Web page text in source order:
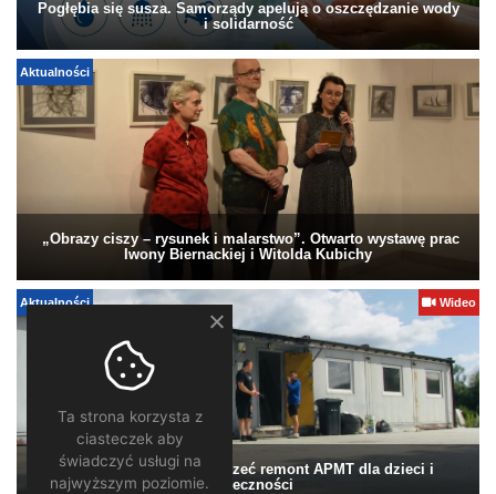
Pogłębia się susza. Samorządy apelują o oszczędzanie wody
i solidarność
Aktualności
„Obrazy ciszy – rysunek i malarstwo”. Otwarto wystawę prac
Iwony Biernackiej i Witolda Kubichy
Aktualności Wideo
Pomagamy. Warto wesprzeć remont APMT dla dzieci i
społeczności
Ta strona korzysta z
ciasteczek aby
świadczyć usługi na
najwyższym poziomie.